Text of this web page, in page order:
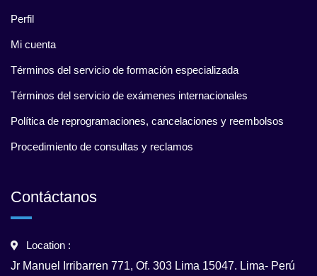
Perfil
Mi cuenta
Términos del servicio de formación especializada
Términos del servicio de exámenes internacionales
Política de reprogramaciones, cancelaciones y reembolsos
Procedimiento de consultas y reclamos
Contáctanos
Location :
Jr Manuel Irribarren 771, Of. 303 Lima 15047. Lima- Perú